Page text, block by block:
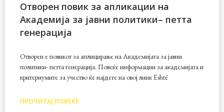
Отворен повик за апликации на
Академија за јавни политики– петта
генерација
Отворен е повикот за аплицирање на Академијата за јавни
политики- петта генерација. Повеќе информации за академијата и
критериумите за учество ќе најдете на овој линк Është
ПРОЧИТАЈ ПОВЕЌЕ